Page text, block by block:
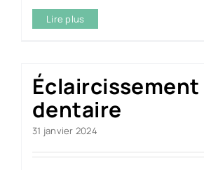
Lire plus
Éclaircissement
dentaire
31 janvier 2024